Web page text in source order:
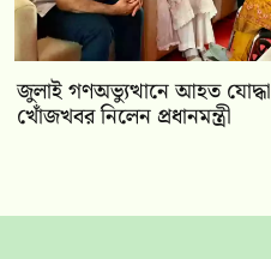
জুলাই গণঅভ্যুত্থানে আহত
খোঁজখবর নিলেন প্রধানমন্ত্রী